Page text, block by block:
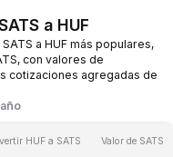
a HUF
a HUF más populares,
con valores de
cotizaciones agregadas de
HUF a SATS Valor de SATS